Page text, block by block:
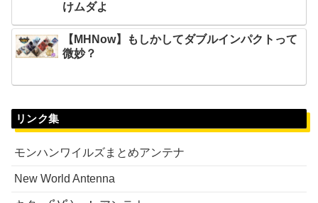
けムダよ
【MHNow】もしかしてダブルインパクトって
微妙？
リンク集
モンハンワイルズまとめアンテナ
New World Antenna